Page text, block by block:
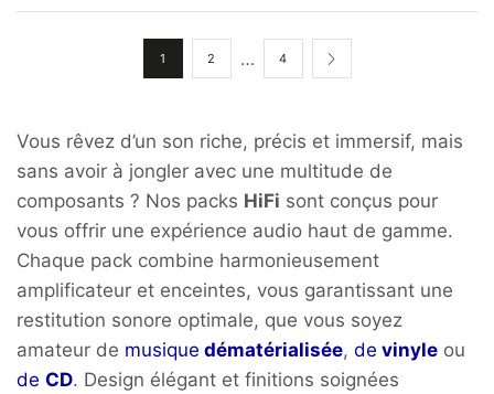
1 2 … 4
Vous rêvez d’un son riche, précis et immersif, mais
sans avoir à jongler avec une multitude de
composants ? Nos packs HiFi sont conçus pour
vous offrir une expérience audio haut de gamme.
Chaque pack combine harmonieusement
amplificateur et enceintes, vous garantissant une
restitution sonore optimale, que vous soyez
amateur de musique dématérialisée, de vinyle ou
de CD. Design élégant et finitions soignées